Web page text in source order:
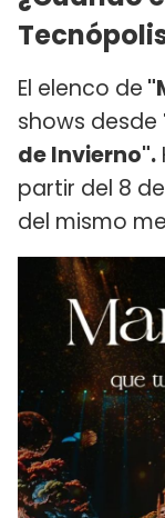
El elenco de
shows desde
de Invierno".
partir del 8
del mismo